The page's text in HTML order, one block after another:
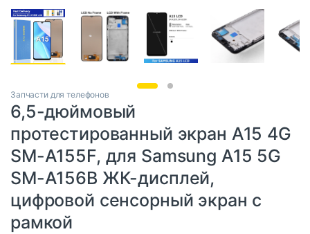
Запчасти для телефонов
6,5-дюймовый
протестированный экран A15 4G
SM-A155F, для Samsung A15 5G
SM-A156B ЖК-дисплей,
цифровой сенсорный экран с
рамкой